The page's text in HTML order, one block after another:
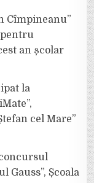
Cîmpineanu”
an școlar
la
cel Mare”
Gauss”, Școala